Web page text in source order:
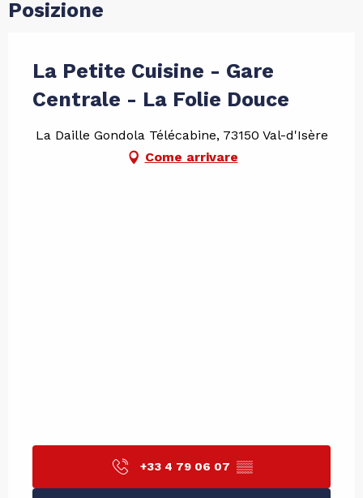
Posizione
La Petite Cuisine - Gare
Centrale - La Folie Douce
La Daille Gondola Télécabine, 73150 Val-d'Isère
Come arrivare
+33 4 79 06 07 ▒▒